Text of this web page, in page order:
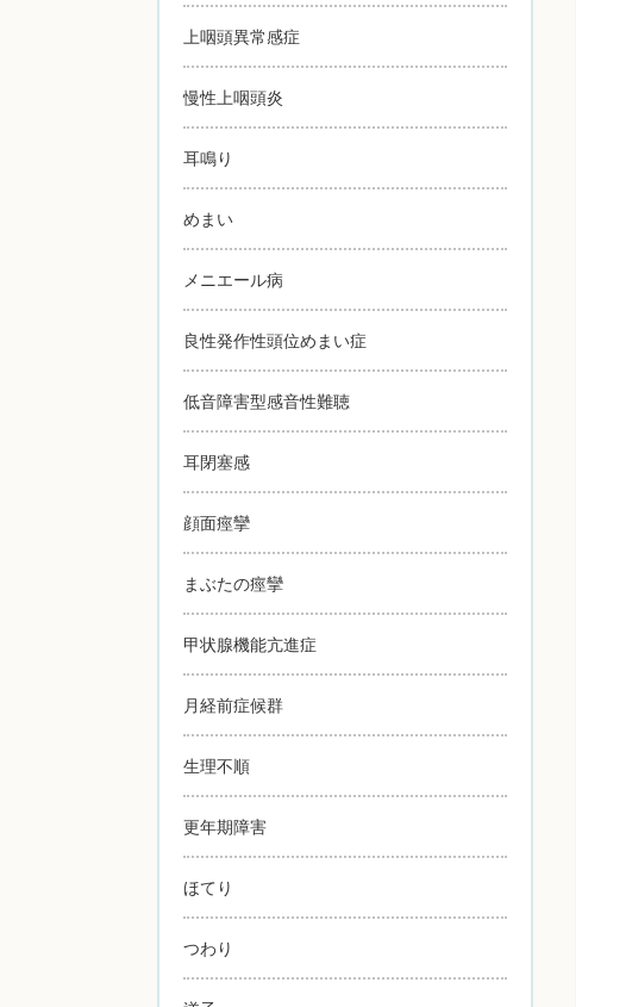
上咽頭異常感症
慢性上咽頭炎
耳鳴り
めまい
メニエール病
良性発作性頭位めまい症
低音障害型感音性難聴
耳閉塞感
顔面痙攣
まぶたの痙攣
甲状腺機能亢進症
月経前症候群
生理不順
更年期障害
ほてり
つわり